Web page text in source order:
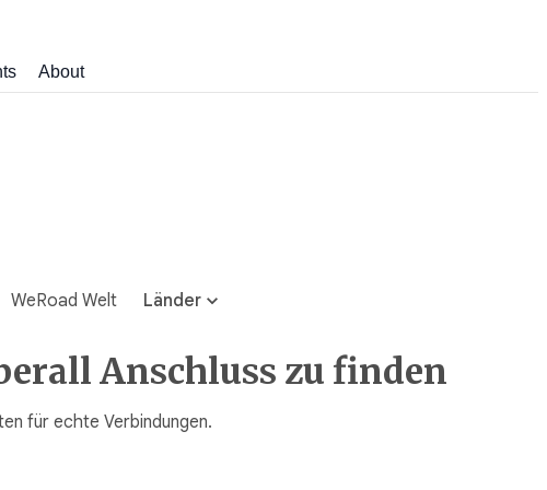
About
WeRoad Welt Länder
Anschluss zu finden
für echte Verbindungen.